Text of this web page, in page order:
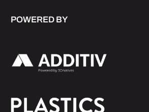
POWERED BY